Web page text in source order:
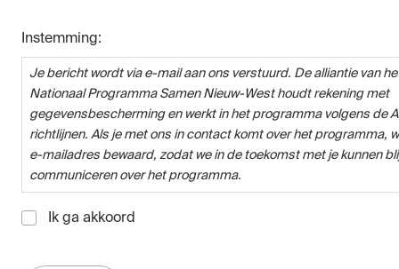
Instemming:
Je bericht wordt via e-mail aan ons verstuurd. De alliantie van
Nationaal Programma Samen Nieuw-West houdt rekening met
gegevensbescherming en werkt in het programma volgens de
richtlijnen. Als je met ons in contact komt over het programma,
e-mailadres bewaard, zodat we in de toekomst met je kunnen
communiceren over het programma.
Ik ga akkoord